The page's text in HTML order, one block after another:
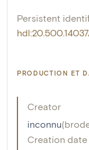
Persistent
PRODUCTION ET
Creator
inconnu(
Creation date